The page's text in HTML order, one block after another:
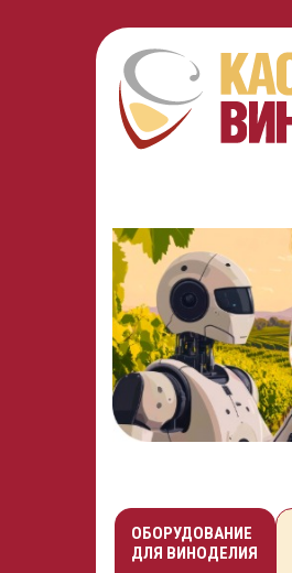
ОБОРУДОВАНИЕ
ДЛЯ ВИНОДЕЛИЯ